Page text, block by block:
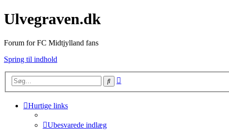
Ulvegraven.dk
Forum for FC Midtjylland fans
Spring til indhold
Søg
Hurtige links
Ubesvarede indlæg